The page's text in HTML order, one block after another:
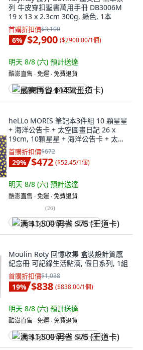
列 牛皮穿扣聖書萬用手冊 DB3006M
19 x 13 x 2.3cm 300g, 綠色, 1本
首購折扣價$3,100
6% $2,900 ($2900.00/1個)
明天 8/8 (六) 預計送達
酷澎直售 ∙ 免運 ∙ 免費退貨
最高再省 $145 (王道卡)
heLLo MORIS 筆記本3件組 10 顆星星
+ 海洋公告卡 + 太空圖畫日記 26 x
19cm, 10顆星星 + 海洋公告卡 + 太空
圖畫日記, 9本
首購折扣價$672
29% $472 ($52.45/1個)
明天 8/8 (六) 預計送達
酷澎直售 ∙ 免運 ∙ 免費退貨
(26)
满 $1,500 再省 $75 (王道卡)
Moulin Roty 回憶收集 盒裝設計質感
紀念冊 可記錄生活點滴, 假日系列, 1組
首購折扣價$1,038
19% $838 ($838.00/1個)
明天 8/8 (六) 預計送達
酷澎直售 ∙ 免運 ∙ 免費退貨
满 $1,500 再省 $75 (王道卡)